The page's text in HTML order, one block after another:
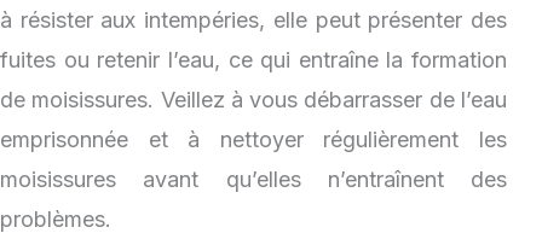
à résister aux intempéries, elle peut présenter des
fuites ou retenir l’eau, ce qui entraîne la formation
de moisissures. Veillez à vous débarrasser de l’eau
emprisonnée et à nettoyer régulièrement les
moisissures avant qu’elles n’entraînent des
problèmes.